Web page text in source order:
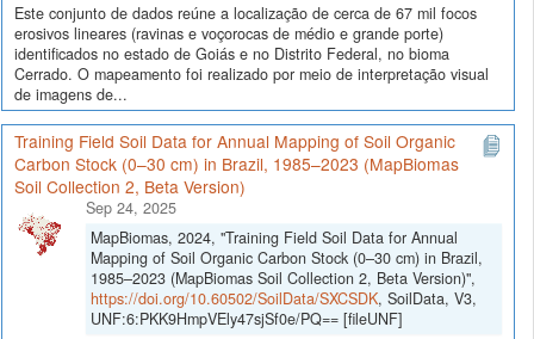
Este conjunto de dados reúne a localização de cerca de 67 mil focos
erosivos lineares (ravinas e voçorocas de médio e grande porte)
identificados no estado de Goiás e no Distrito Federal, no bioma
Cerrado. O mapeamento foi realizado por meio de interpretação visual
de imagens de...
Training Field Soil Data for Annual Mapping of Soil Organic
Carbon Stock (0–30 cm) in Brazil, 1985–2023 (MapBiomas
Soil Collection 2, Beta Version)
Sep 24, 2025
MapBiomas, 2024, "Training Field Soil Data for Annual
Mapping of Soil Organic Carbon Stock (0–30 cm) in Brazil,
1985–2023 (MapBiomas Soil Collection 2, Beta Version)",
https://doi.org/10.60502/SoilData/SXCSDK, SoilData, V3,
UNF:6:PKK9HmpVEly47sjSf0e/PQ== [fileUNF]